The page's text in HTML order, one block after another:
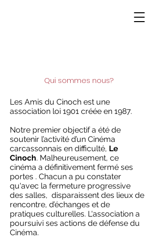
Qui sommes nous?
Les Amis du Cinoch est une
association loi 1901 créée en 1987.
Notre premier objectif a été de
soutenir l’activité d’un Cinéma
carcassonnais en difficulté, Le
Cinoch. Malheureusement, ce
cinéma a définitivement fermé ses
portes . Chacun a pu constater
qu'avec la fermeture progressive
des salles, disparaissent des lieux de
rencontre, d’échanges et de
pratiques culturelles. L'association a
poursuivi ses actions de défense du
Cinéma.